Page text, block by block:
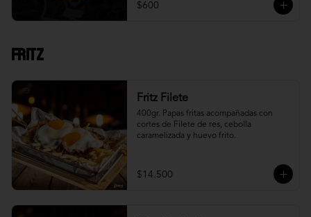
$600
Fritz
Fritz Filete
400gr. Papas fritas acompañadas con
cortes de Filete de res, cebolla
caramelizada y huevo frito.
$14.500